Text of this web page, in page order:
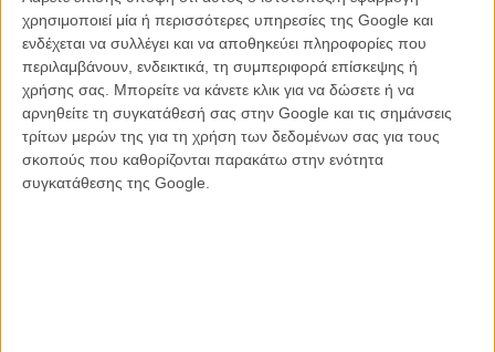
χρησιμοποιεί μία ή περισσότερες υπηρεσίες της Google και
ενδέχεται να συλλέγει και να αποθηκεύει πληροφορίες που
περιλαμβάνουν, ενδεικτικά, τη συμπεριφορά επίσκεψης ή
χρήσης σας. Μπορείτε να κάνετε κλικ για να δώσετε ή να
αρνηθείτε τη συγκατάθεσή σας στην Google και τις σημάνσεις
τρίτων μερών της για τη χρήση των δεδομένων σας για τους
σκοπούς που καθορίζονται παρακάτω στην ενότητα
συγκατάθεσης της Google.